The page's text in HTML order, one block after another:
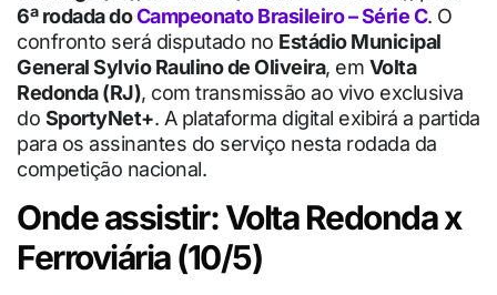
6ª rodada doCampeonato Brasileiro – Série C. O
confronto será disputado no Estádio Municipal
General Sylvio Raulino de Oliveira, em Volta
Redonda (RJ), com transmissão ao vivo exclusiva
do SportyNet+. A plataforma digital exibirá a partida
para os assinantes do serviço nesta rodada da
competição nacional.
Onde assistir: Volta Redonda x
Ferroviária (10/5)